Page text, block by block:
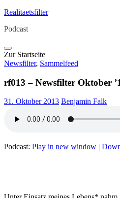
Skip
content
Realitaetsfilter
Podcast
Zur Startseite
Newsfilter, Sammelfeed
rf013 – Newsfilter Oktober
31. Oktober 2013 Benjamin Falk
Podcast: Play in new window |